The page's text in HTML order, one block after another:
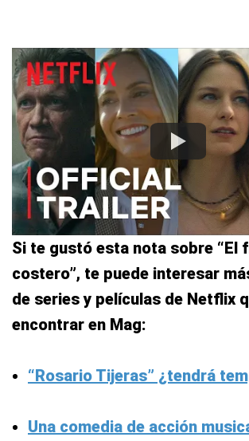
Si te gustó esta nota sobre “El
costero”, te puede interesar
de series y películas de Netflix
encontrar en Mag:
“Rosario Tijeras” ¿tendrá
Una comedia de acción